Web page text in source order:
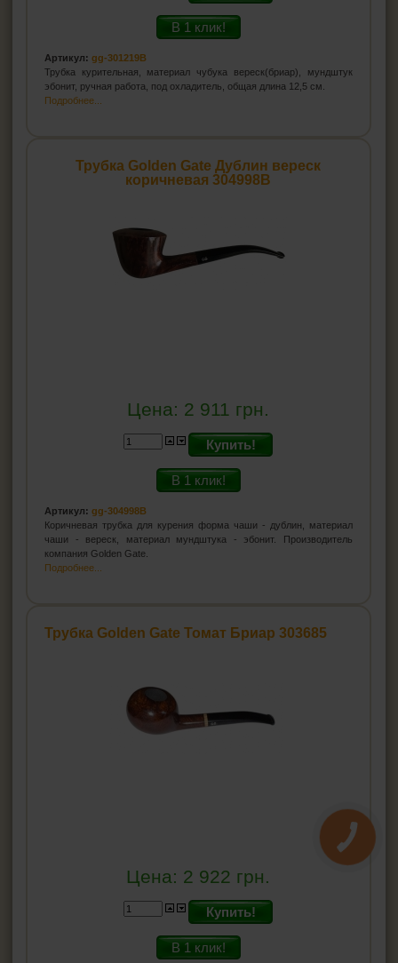
В 1 клик!
Артикул: gg-301219B
Трубка курительная, материал чубука вереск(бриар), мундштук
эбонит, ручная работа, под охладитель, общая длина 12,5 см.
Подробнее...
Трубка Golden Gate Дублин вереск
коричневая 304998B
Цена: 2 911 грн.
Купить!
В 1 клик!
Артикул: gg-304998B
Коричневая трубка для курения форма чаши - дублин, материал
чаши - вереск, материал мундштука - эбонит. Производитель
компания Golden Gate.
Подробнее...
Трубка Golden Gate Томат Бриар 303685
Цена: 2 922 грн.
Купить!
В 1 клик!